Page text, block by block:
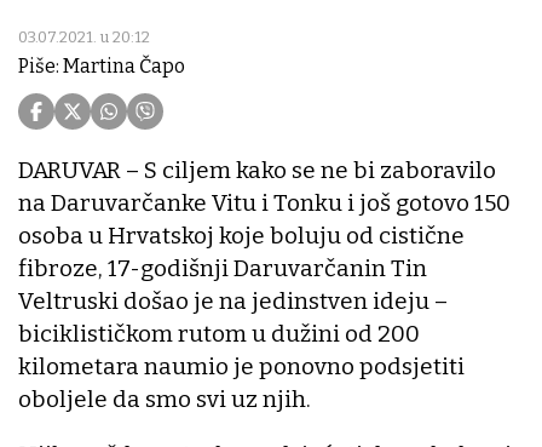
03.07.2021. u 20:12
Piše: Martina Čapo
DARUVAR – S ciljem kako se ne bi zaboravilo
na Daruvarčanke Vitu i Tonku i još gotovo 150
osoba u Hrvatskoj koje boluju od cistične
fibroze, 17-godišnji Daruvarčanin Tin
Veltruski došao je na jedinstven ideju –
biciklističkom rutom u dužini od 200
kilometara naumio je ponovno podsjetiti
oboljele da smo svi uz njih.